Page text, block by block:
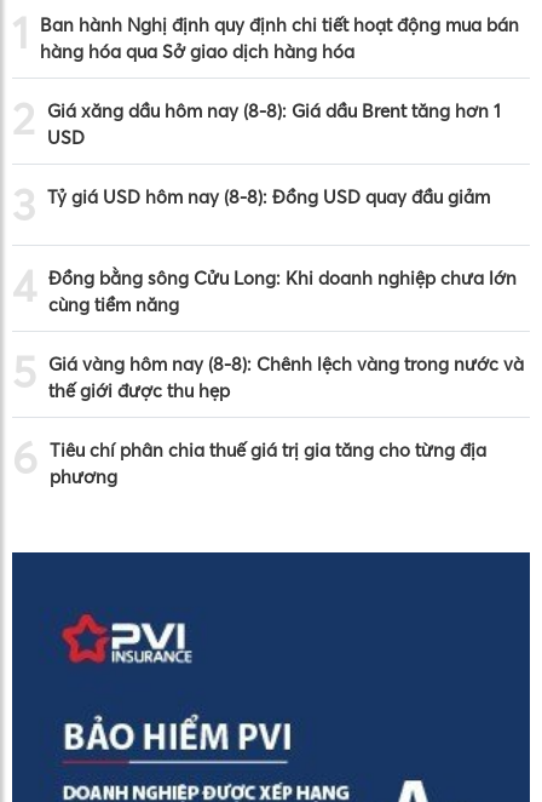
1
Ban hành Nghị định quy định chi tiết hoạt động mua bán
hàng hóa qua Sở giao dịch hàng hóa
2
Giá xăng dầu hôm nay (8-8): Giá dầu Brent tăng hơn 1
USD
3 Tỷ giá USD hôm nay (8-8): Đồng USD quay đầu giảm
4 Đồng bằng sông Cửu Long: Khi doanh nghiệp chưa lớn
cùng tiềm năng
5
Giá vàng hôm nay (8-8): Chênh lệch vàng trong nước và
thế giới được thu hẹp
6 Tiêu chí phân chia thuế giá trị gia tăng cho từng địa
phương